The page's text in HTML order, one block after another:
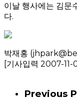
이날 행사에는 김문
다.
박재홍
[기사입력 2007-11-
Previous